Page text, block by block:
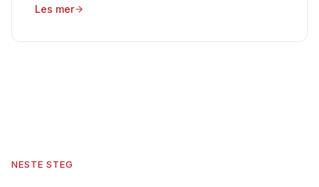
Les mer
NESTE STEG